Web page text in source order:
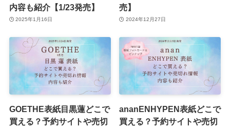
内容も紹介【1/23発売】
2025年1月16日
売】
2024年12月27日
GOETHE表紙目黒蓮どこで
買える？予約サイトや売切
ananENHYPEN表紙どこで
買える？予約サイトや売切